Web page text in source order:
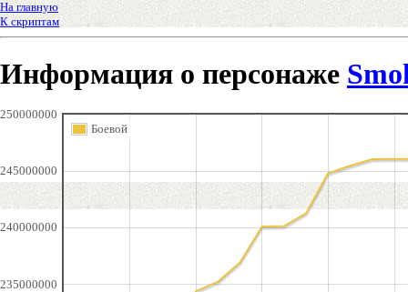
На главную
К скриптам
Информация о персонаже
235000000
240000000
245000000
250000000
Боевой